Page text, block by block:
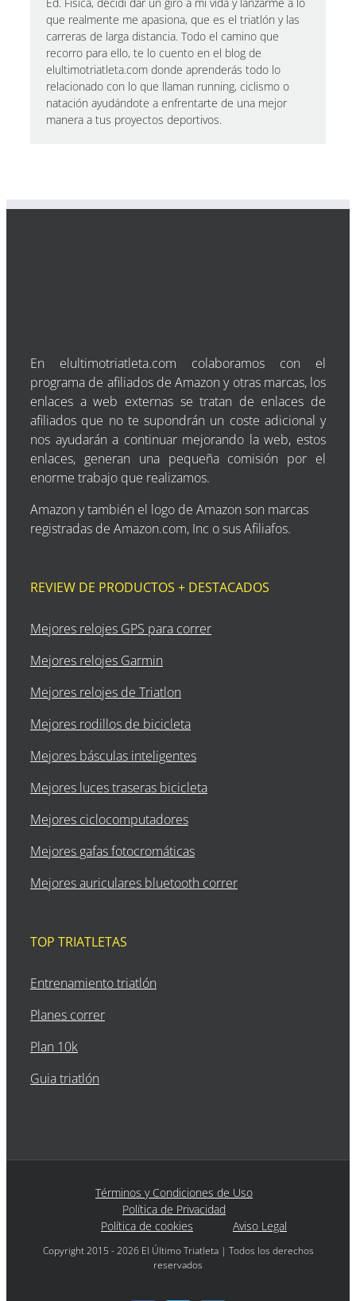
que realmente me apasiona, que es el triatlón y las
carreras de larga distancia. Todo el camino que
recorro para ello, te lo cuento en el blog de
elultimotriatleta.com donde aprenderás todo lo
relacionado con lo que llaman running, ciclismo o
natación ayudándote a enfrentarte de una mejor
manera a tus proyectos deportivos.
En elultimotriatleta.com colaboramos con el
programa de afiliados de Amazon y otras marcas, los
enlaces a web externas se tratan de enlaces de
afiliados que no te supondrán un coste adicional y
nos ayudarán a continuar mejorando la web, estos
enlaces, generan una pequeña comisión por el
enorme trabajo que realizamos.
Amazon y también el logo de Amazon son marcas
registradas de Amazon.com, Inc o sus Afiliafos.
REVIEW DE PRODUCTOS + DESTACADOS
Mejores relojes GPS para correr
Mejores relojes Garmin
Mejores relojes de Triatlon
Mejores rodillos de bicicleta
Mejores básculas inteligentes
Mejores luces traseras bicicleta
Mejores ciclocomputadores
Mejores gafas fotocromáticas
Mejores auriculares bluetooth correr
TOP TRIATLETAS
Entrenamiento triatlón
Planes correr
Plan 10k
Guia triatlón
Términos y Condiciones de Uso
Política de Privacidad
Política de cookies
Aviso Legal
Copyright 2015 - 2026 El Último Triatleta | Todos los derechos
reservados